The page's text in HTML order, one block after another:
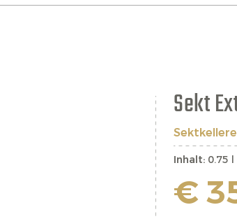
Sekt
Inhalt: 0.75
€